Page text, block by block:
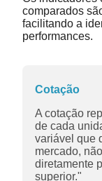
comparados
facilitando a
performances.
Cotação
A cotação
de cada
variável que
mercado,
diretamente
superior."